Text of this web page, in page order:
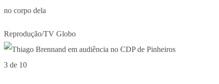
no corpo dela
Reprodução/TV Globo
3 de 10